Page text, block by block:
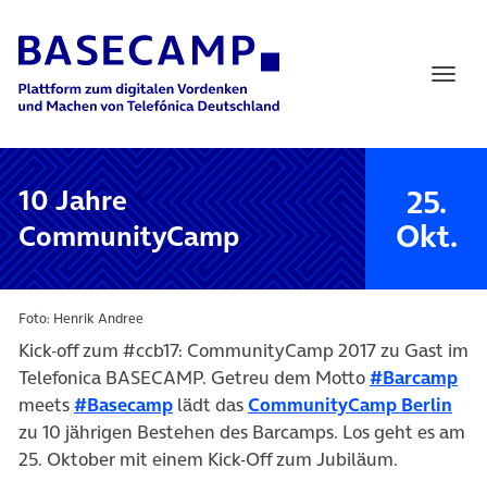
Main Navigation
10 Jahre
CommunityCamp
25.
Okt.
Foto: Henrik Andree
Kick-off zum #ccb17: CommunityCamp 2017 zu Gast im
Telefonica BASECAMP. Getreu dem Motto#Barcamp
meets#Basecamp lädt dasCommunityCamp Berlin
zu 10 jährigen Bestehen des Barcamps. Los geht es am
25. Oktober mit einem Kick-Off zum Jubiläum.